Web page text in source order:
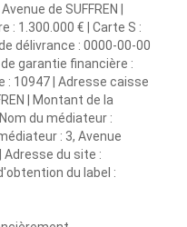
de SUFFREN |
: 1.300.000 € | Carte S :
délivrance : 0000-00-00
de garantie financière :
: 10947 | Adresse caisse
| Montant de la
du médiateur :
: 3, Avenue
Adresse du site :
du label :